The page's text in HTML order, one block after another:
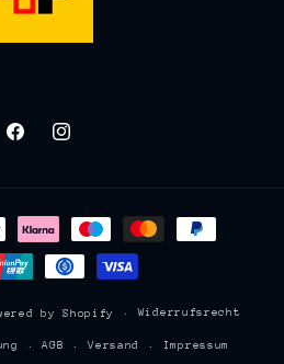
FacebookInstagram
by Shopify Widerrufsrecht
AGB Versand Impressum